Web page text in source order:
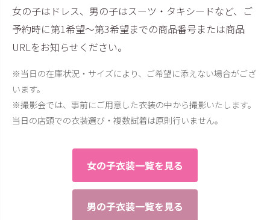
女の子はドレス、男の子はスーツ・タキシードなど、ご
予約時に第1希望〜第3希望までの商品番号または商品
URLをお知らせください。
※当日の在庫状況・サイズにより、ご希望に添えない場合がござ
います。
※撮影会では、事前にご用意した衣装の中から撮影いたします。
当日の店頭での衣装選び・複数試着は原則行いません。
女の子衣装一覧を見る
男の子衣装一覧を見る